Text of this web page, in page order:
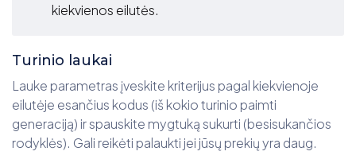
kiekvienos eilutės.
Turinio laukai
Lauke parametras įveskite kriterijus pagal kiekvienoje
eilutėje esančius kodus (iš kokio turinio paimti
generaciją) ir spauskite mygtuką sukurti (besisukančios
rodyklės). Gali reikėti palaukti jei jūsų prekių yra daug.